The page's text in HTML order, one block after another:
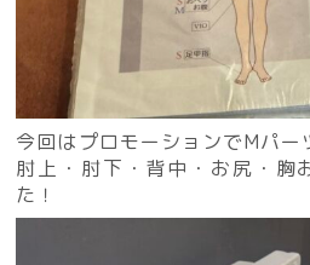
今回はプロモーションでMパ
肘上・肘下・背中・お尻・胸
た！